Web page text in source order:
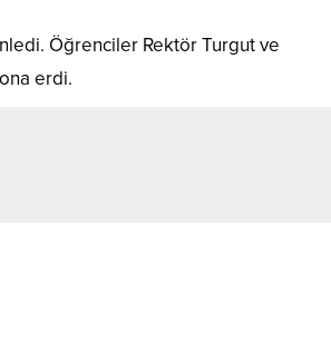
Öğrenciler Rektör Turgut ve
erdi.